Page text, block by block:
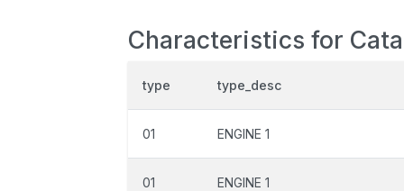
Characteristics for
type type_desc
01 ENGINE 1
01 ENGINE 1